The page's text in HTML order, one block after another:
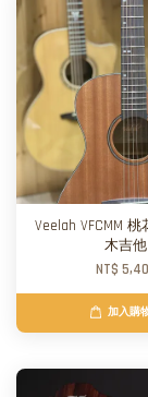
Veelah VFCMM
木吉他
NT$
加入購